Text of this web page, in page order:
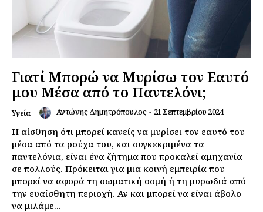
Γιατί Μπορώ να Μυρίσω τον Εαυτό
μου Μέσα από το Παντελόνι;
Υγεία Αντώνης Δημητρόπουλος - 21 Σεπτεμβρίου 2024
Η αίσθηση ότι μπορεί κανείς να μυρίσει τον εαυτό του
μέσα από τα ρούχα του, και συγκεκριμένα τα
παντελόνια, είναι ένα ζήτημα που προκαλεί αμηχανία
σε πολλούς. Πρόκειται για μια κοινή εμπειρία που
μπορεί να αφορά τη σωματική οσμή ή τη μυρωδιά από
την ευαίσθητη περιοχή. Αν και μπορεί να είναι άβολο
να μιλάμε...